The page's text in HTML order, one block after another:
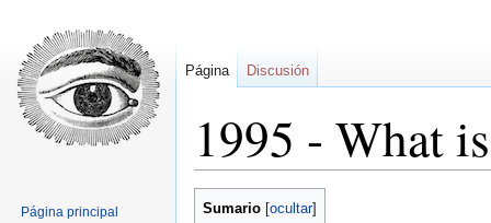
1995 - What
Sumario
Página Discusión
Página principal